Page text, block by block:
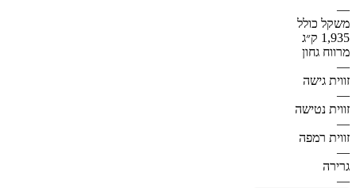
—
משקל כולל
1,935 ק״ג
מרווח גחון
—
זווית גישה
—
זווית נטישה
—
זווית רמפה
—
גרירה
—